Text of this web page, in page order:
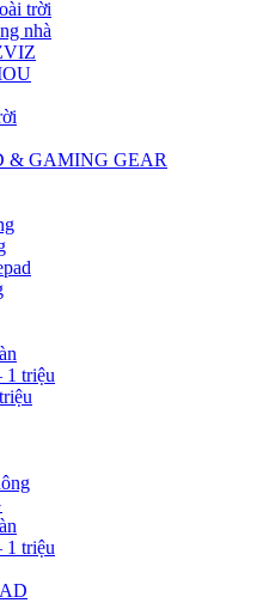
trời
nhà
& GAMING GEAR
1 triệu
1 triệu